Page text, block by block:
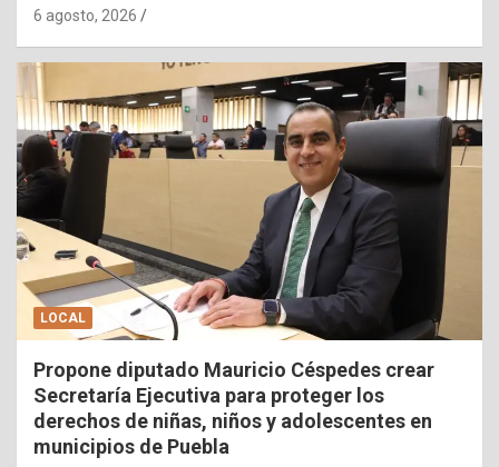
6 agosto, 2026
LOCAL
Propone diputado Mauricio Céspedes crear
Secretaría Ejecutiva para proteger los
derechos de niñas, niños y adolescentes en
municipios de Puebla